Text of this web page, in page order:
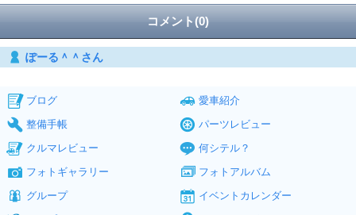
コメント(0)
ぽーる＾＾さん
ブログ
愛車紹介
整備手帳
パーツレビュー
クルマレビュー
何シテル？
フォトギャラリー
フォトアルバム
グループ
イベントカレンダー